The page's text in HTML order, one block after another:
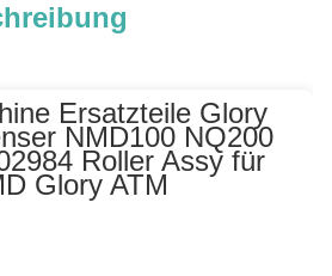
Ersatzteile Glory
NMD100 NQ200
Roller Assy für
Glory ATM